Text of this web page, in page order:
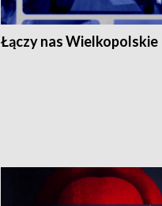
Łączy nas Wielkopolskie